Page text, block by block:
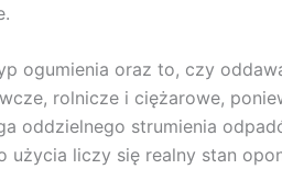
oraz to, czy
rolnicze i ciężarowe,
oddzielnego strumienia
liczy się realny stan